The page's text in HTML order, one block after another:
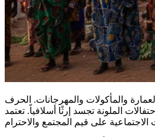
والمأكولات والمهرجانات. الحرف
الملونة تجسد إرثًا أسلافياً. تعتمد